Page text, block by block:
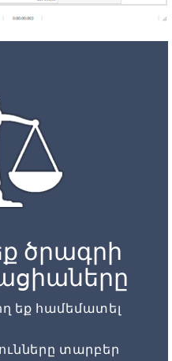
ծրագրի
եք համեմատել
տարբեր